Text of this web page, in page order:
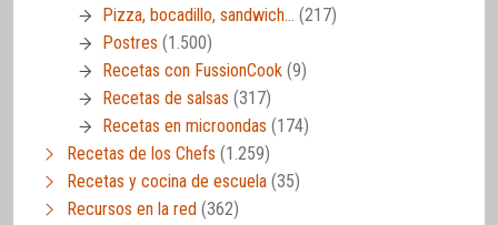
Pizza, bocadillo, sandwich… (217)
Postres (1.500)
Recetas con FussionCook (9)
Recetas de salsas (317)
Recetas en microondas (174)
Recetas de los Chefs (1.259)
Recetas y cocina de escuela (35)
Recursos en la red (362)